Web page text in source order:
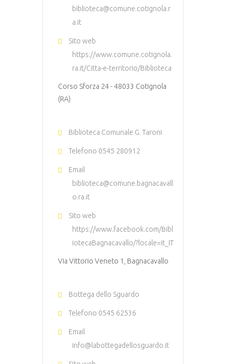
biblioteca@comune.cotignola.r
a.it
Sito web
https://www.comune.cotignola.
ra.it/Citta-e-territorio/Biblioteca
Corso Sforza 24 - 48033 Cotignola
(RA)
Biblioteca Comunale G. Taroni
Telefono 0545 280912
Email
biblioteca@comune.bagnacavall
o.ra.it
Sito web
https://www.facebook.com/Bibl
iotecaBagnacavallo/?locale=it_IT
Via Vittorio Veneto 1, Bagnacavallo
Bottega dello Sguardo
Telefono 0545 62536
Email
info@labottegadellosguardo.it